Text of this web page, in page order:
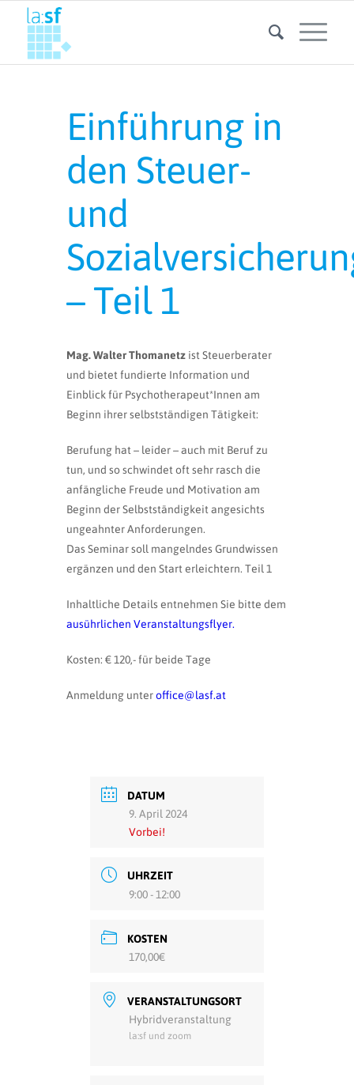
Einführung in
den Steuer-
und
– Teil 1
Mag. Walter Thomanetz ist Steuerberater
und bietet fundierte Information und
Einblick für Psychotherapeut*Innen am
Beginn ihrer selbstständigen Tätigkeit:
Berufung hat – leider – auch mit Beruf zu
tun, und so schwindet oft sehr rasch die
anfängliche Freude und Motivation am
Beginn der Selbstständigkeit angesichts
ungeahnter Anforderungen.
Das Seminar soll mangelndes Grundwissen
ergänzen und den Start erleichtern. Teil 1
Inhaltliche Details entnehmen Sie bitte dem
ausührlichen Veranstaltungsflyer.
Kosten: € 120,- für beide Tage
Anmeldung unteroffice@lasf.at
DATUM
9. April 2024
Vorbei!
UHRZEIT
9:00 - 12:00
KOSTEN
170,00€
VERANSTALTUNGSORT
Hybridveranstaltung
la:sf und zoom